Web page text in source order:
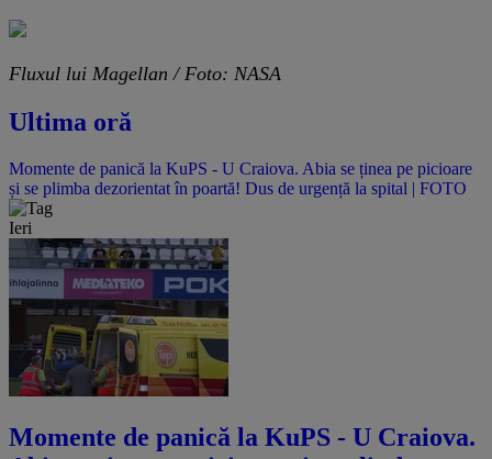
Fluxul lui Magellan / Foto: NASA
Ultima oră
Momente de panică la KuPS - U Craiova. Abia se ținea pe picioare
și se plimba dezorientat în poartă! Dus de urgență la spital | FOTO
Ieri
Momente de panică la KuPS - U Craiova.